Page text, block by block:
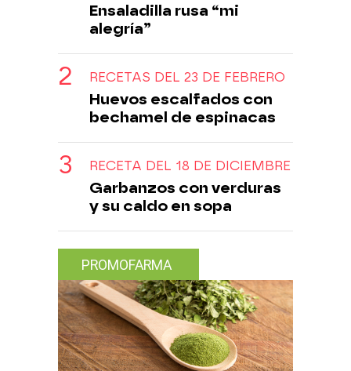
Ensaladilla rusa “mi
alegría”
RECETAS DEL 23 DE FEBRERO
Huevos escalfados con
bechamel de espinacas
RECETA DEL 18 DE DICIEMBRE
Garbanzos con verduras
y su caldo en sopa
PROMOFARMA